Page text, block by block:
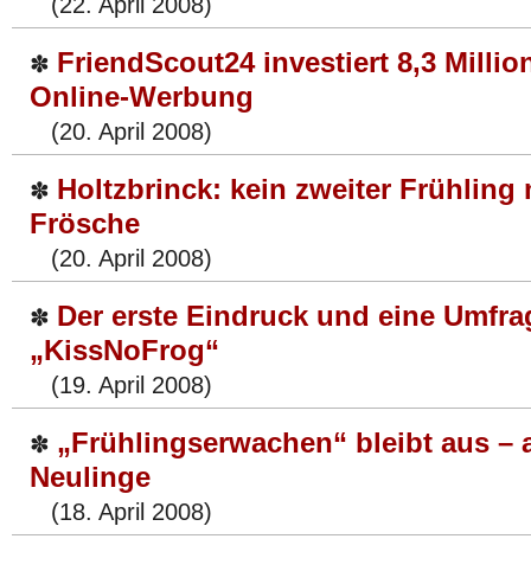
✽ FriendScout24 investiert 8,3
Online-Werbung
(20. April 2008)
✽ Holtzbrinck: kein zweiter Frühling
Frösche
(20. April 2008)
✽ Der erste Eindruck und eine
„KissNoFrog“
(19. April 2008)
✽ „Frühlingserwachen“ bleibt aus –
Neulinge
(18. April 2008)